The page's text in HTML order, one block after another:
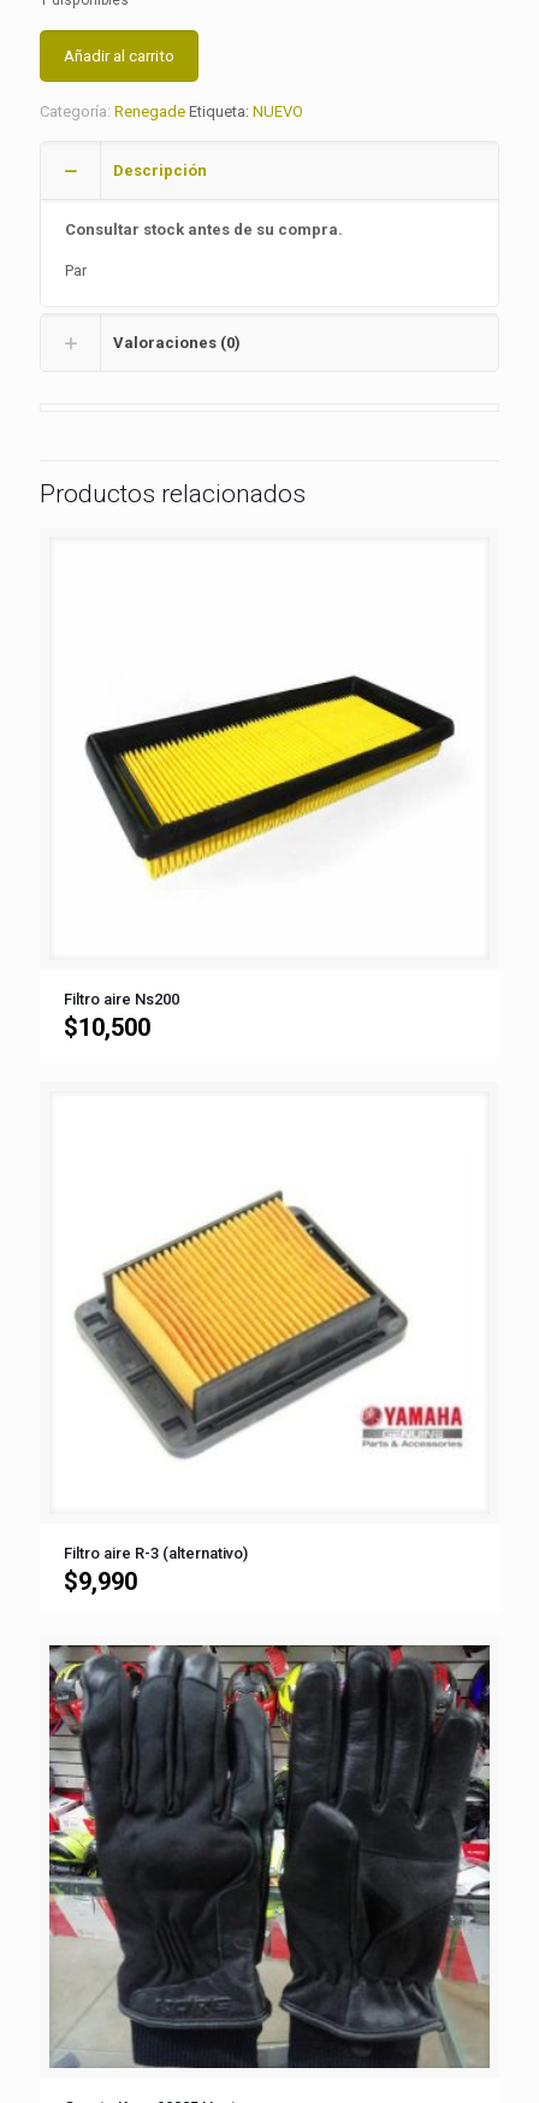
Añadir al carrito
Categoría: Renegade Etiqueta: NUEVO
Descripción
Consultar stock antes de su compra.
Par
Valoraciones (0)
Productos relacionados
Filtro aire Ns200
$10,500
Filtro aire R-3 (alternativo)
$9,990